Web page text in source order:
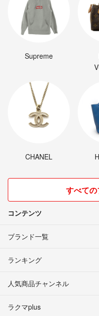
Supreme
CHANEL
すべて
コンテンツ
ブランド一覧
ランキング
人気商品チャンネル
ラクマplus